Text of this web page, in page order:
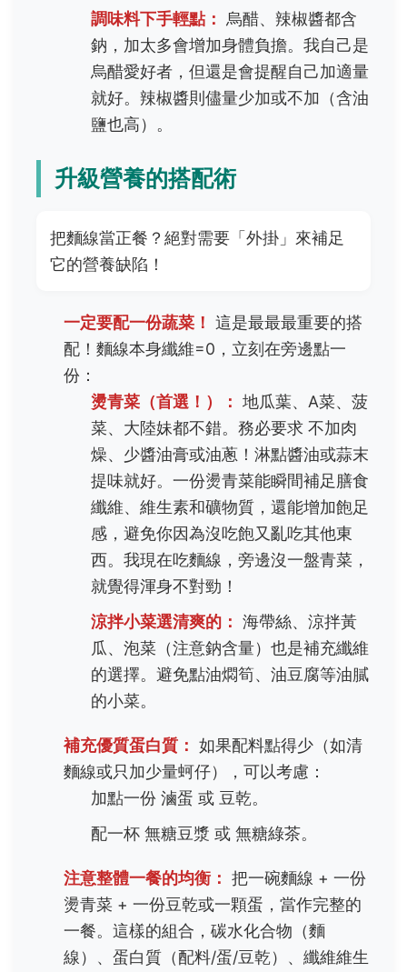
調味料下手輕點：
烏醋、辣椒醬都含
鈉，加太多會增加身體負擔。我自己是
烏醋愛好者，但還是會提醒自己加適量
就好。辣椒醬則儘量少加或不加（含油
鹽也高）。
升級營養的搭配術
把麵線當正餐？絕對需要「外掛」來補足
它的營養缺陷！
一定要配一份蔬菜！ 這是最最最重要的搭
配！麵線本身纖維=0，立刻在旁邊點一
份：
燙青菜（首選！）： 地瓜葉、A菜、菠
菜、大陸妹都不錯。務必要求 不加肉
燥、少醬油膏或油蔥！淋點醬油或蒜末
提味就好。一份燙青菜能瞬間補足膳食
纖維、維生素和礦物質，還能增加飽足
感，避免你因為沒吃飽又亂吃其他東
西。我現在吃麵線，旁邊沒一盤青菜，
就覺得渾身不對勁！
涼拌小菜選清爽的： 海帶絲、涼拌黃
瓜、泡菜（注意鈉含量）也是補充纖維
的選擇。避免點油燜筍、油豆腐等油膩
的小菜。
補充優質蛋白質： 如果配料點得少（如清
麵線或只加少量蚵仔），可以考慮：
加點一份 滷蛋 或 豆乾。
配一杯 無糖豆漿 或 無糖綠茶。
注意整體一餐的均衡： 把一碗麵線 + 一份
燙青菜 + 一份豆乾或一顆蛋，當作完整的
一餐。這樣的組合，碳水化合物（麵
線）、蛋白質（配料/蛋/豆乾）、纖維維生